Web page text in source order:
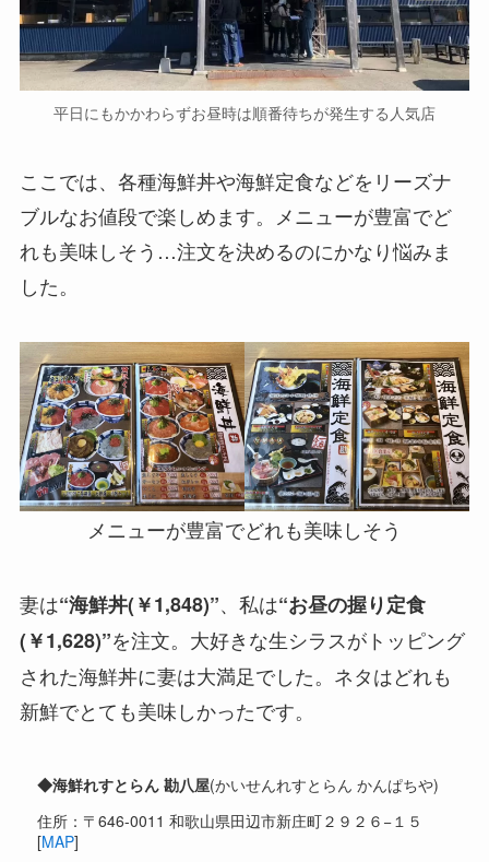
平日にもかかわらずお昼時は順番待ちが発生する人気店
ここでは、各種海鮮丼や海鮮定食などをリーズナ
ブルなお値段で楽しめます。メニューが豊富でど
れも美味しそう…注文を決めるのにかなり悩みま
した。
メニューが豊富でどれも美味しそう
妻は“海鮮丼(￥1,848)”、私は“お昼の握り定食
(￥1,628)”を注文。大好きな生シラスがトッピング
された海鮮丼に妻は大満足でした。ネタはどれも
新鮮でとても美味しかったです。
◆海鮮れすとらん 勘八屋(かいせんれすとらん かんぱちや)
住所：〒646-0011 和歌山県田辺市新庄町２９２６−１５
[MAP]